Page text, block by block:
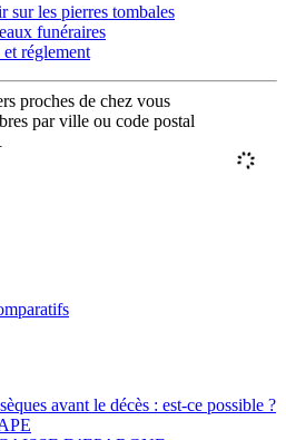
sur les pierres tombales
funéraires
réglement
proches de chez vous
par ville ou code postal
avant le décès : est-ce possible ?